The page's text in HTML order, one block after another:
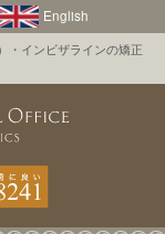
・インビザラインの矯正